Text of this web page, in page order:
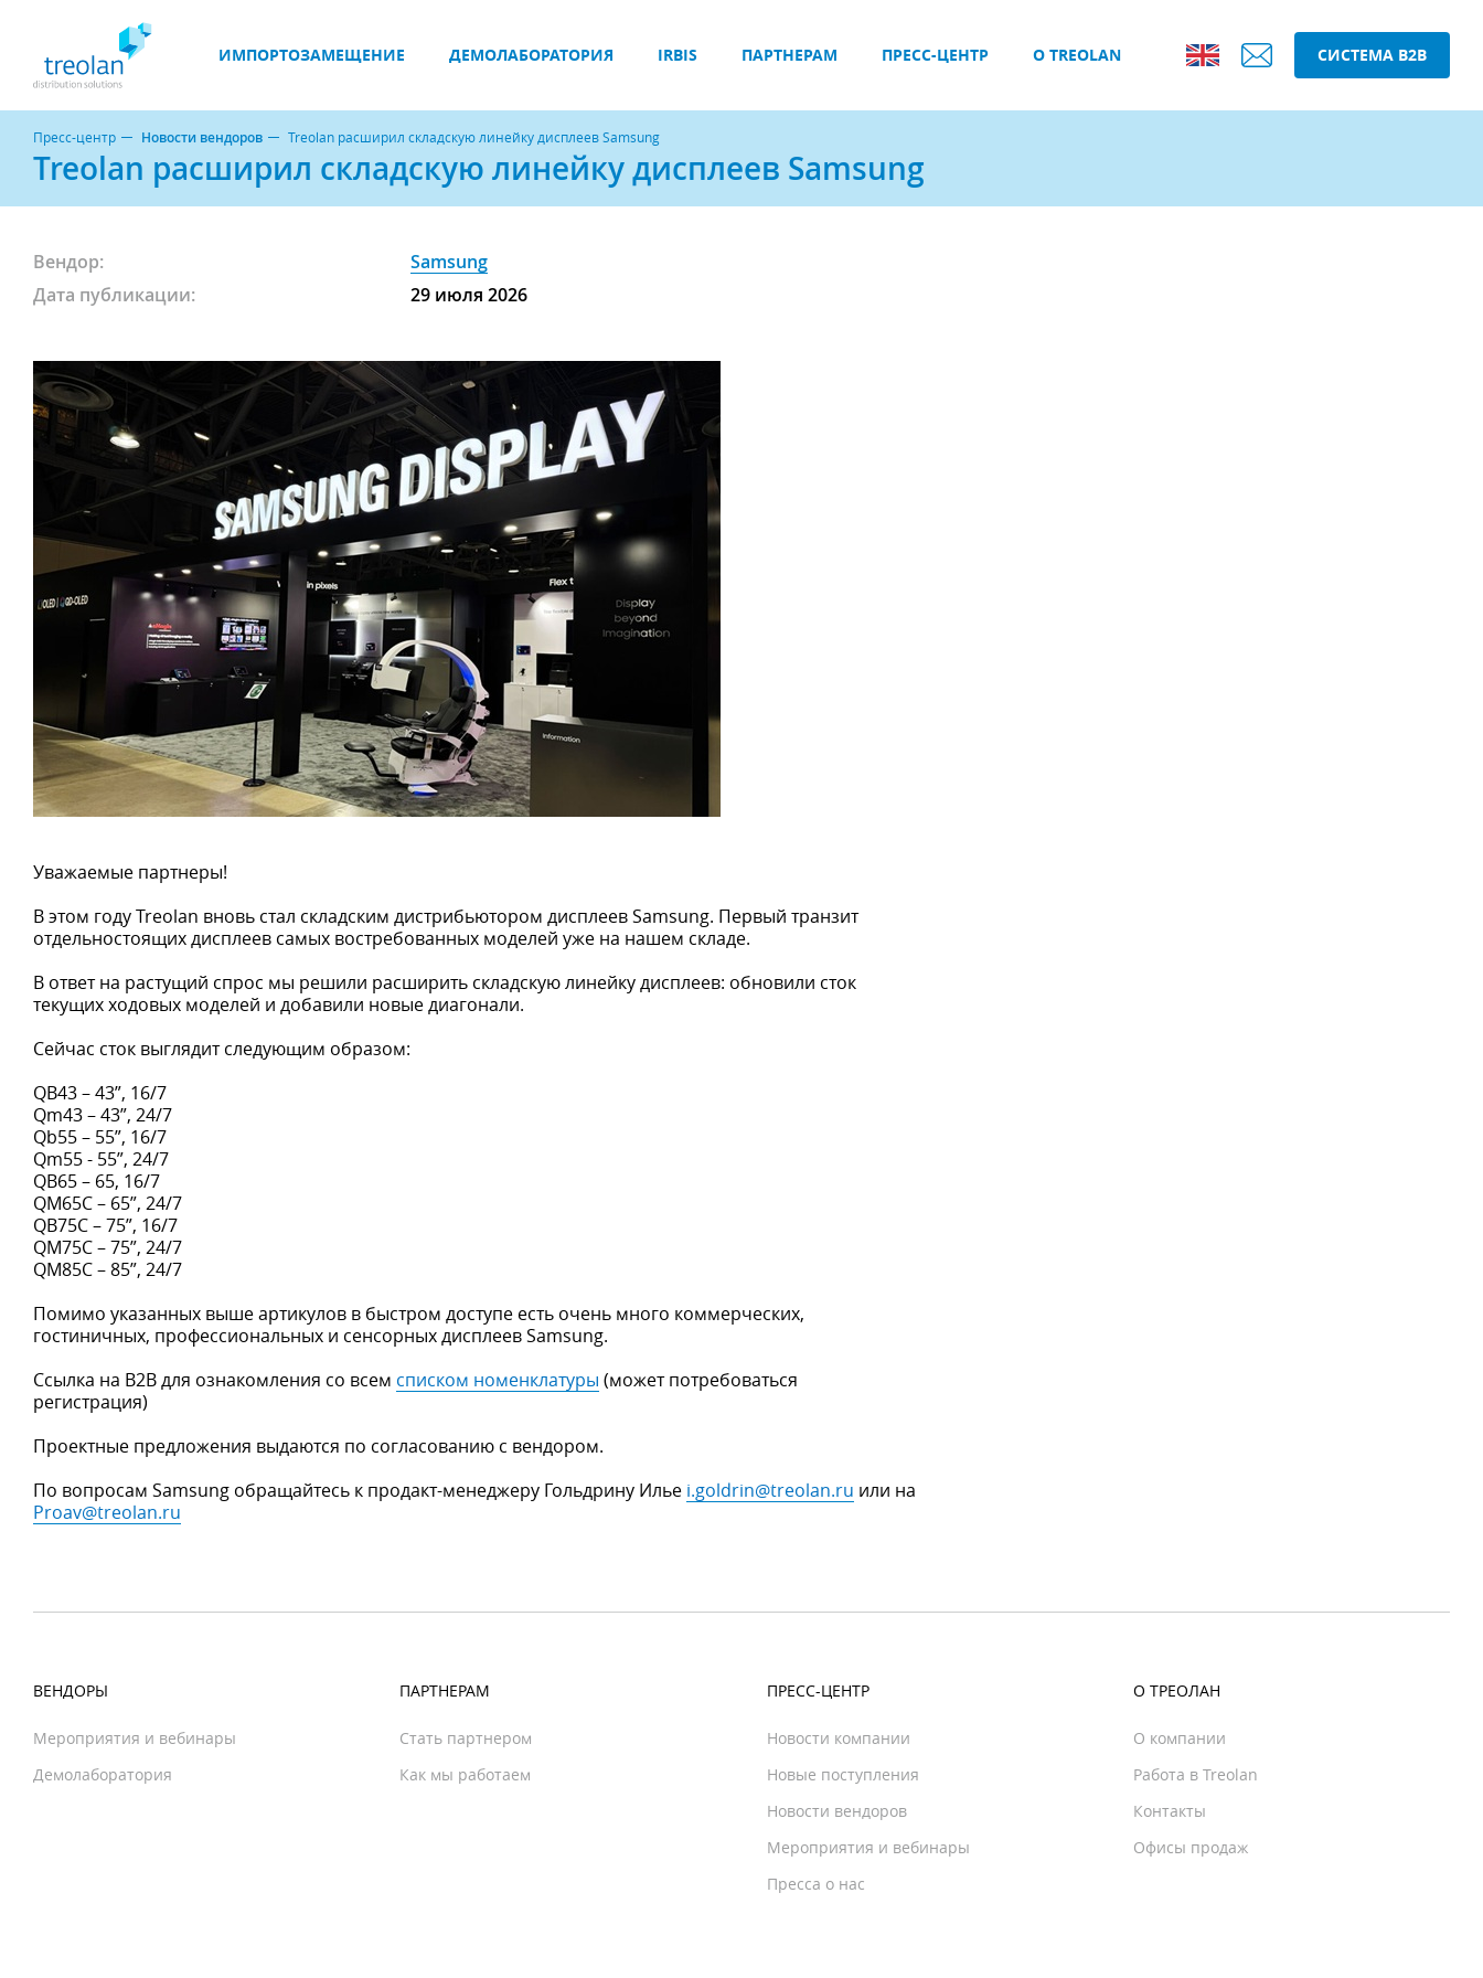
ИМПОРТОЗАМЕЩЕНИЕ ДЕМОЛАБОРАТОРИЯ IRBIS ПАРТНЕРАМ ПРЕСС-ЦЕНТР О TREOLAN СИСТЕМА B2B
Пресс-центр Новости вендоров Treolan расширил складскую линейку дисплеев Samsung
Treolan расширил складскую линейку дисплеев Samsung
Вендор:
Samsung
Дата публикации:
29 июля 2026
Уважаемые партнеры!
В этом году Treolan вновь стал складским дистрибьютором дисплеев Samsung. Первый транзит
отдельностоящих дисплеев самых востребованных моделей уже на нашем складе.
В ответ на растущий спрос мы решили расширить складскую линейку дисплеев: обновили сток
текущих ходовых моделей и добавили новые диагонали.
Сейчас сток выглядит следующим образом:
QB43 – 43”, 16/7
Qm43 – 43”, 24/7
Qb55 – 55”, 16/7
Qm55 - 55”, 24/7
QB65 – 65, 16/7
QM65C – 65”, 24/7
QB75C – 75”, 16/7
QM75C – 75”, 24/7
QM85C – 85”, 24/7
Помимо указанных выше артикулов в быстром доступе есть очень много коммерческих,
гостиничных, профессиональных и сенсорных дисплеев Samsung.
Ссылка на B2B для ознакомления со всем списком номенклатуры (может потребоваться
регистрация)
Проектные предложения выдаются по согласованию с вендором.
По вопросам Samsung обращайтесь к продакт-менеджеру Гольдрину Илье i.goldrin@treolan.ru или на
Proav@treolan.ru
ВЕНДОРЫ
Мероприятия и вебинары
Демолаборатория
ПАРТНЕРАМ
Стать партнером
Как мы работаем
ПРЕСС-ЦЕНТР
Новости компании
Новые поступления
Новости вендоров
Мероприятия и вебинары
Пресса о нас
О ТРЕОЛАН
О компании
Работа в Treolan
Контакты
Офисы продаж